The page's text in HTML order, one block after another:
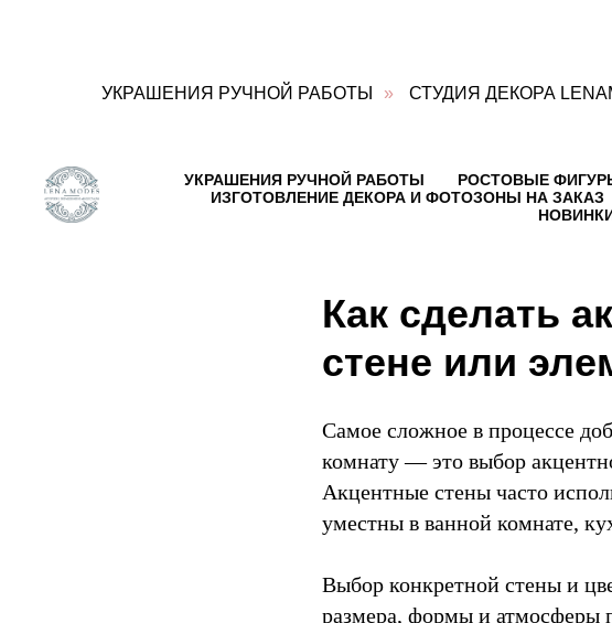
УКРАШЕНИЯ РУЧНОЙ РАБОТЫ РОСТОВЫЕ
ИЗГОТОВЛЕНИЕ ДЕКОРА И ФОТОЗОНЫ НА ЗАКАЗ
УКРАШЕНИЯ РУЧНОЙ РАБОТЫ » СТУДИЯ ДЕКОРА
декоре
Контакты:
Адрес:
Как сделать
стене или
Самое сложное в процессе
комнату — это выбор
Акцентные стены часто
уместны в ванной комнате,
Выбор конкретной стены и
размера, формы и атмосферы